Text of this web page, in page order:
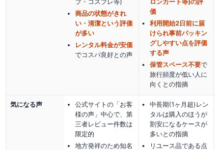
商品の状態がきれ
い・清潔という評価
が多い
レンタル料金が安価
でコスパ良好との声
価
利用開始2日前に届
けられ事前パッキン
グしやすい点を評価
する声
保管スペース不要で
旅行頻度が低い人に
向く との指摘
気になる声
公式サイトの「お客
様の声」中心で、第
三者レビュー件数は
限定的
地方発祥のため知名
中長期(1ヶ月超)レン
タルは購入のほうが
割安になるケースが
多いとの指摘
リユース品である点